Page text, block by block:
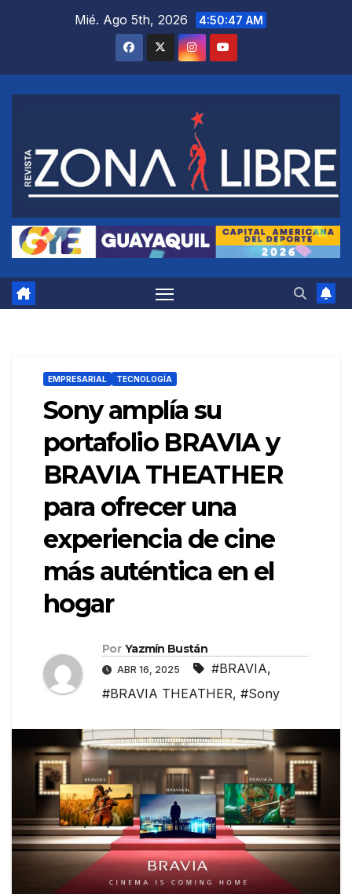
Mié. Ago 5th, 2026 4:50:48 AM
EMPRESARIAL TECNOLOGÍA
Sony amplía su
portafolio BRAVIA y
BRAVIA THEATHER
para ofrecer una
experiencia de cine
más auténtica en el
hogar
Por Yazmín Bustán
ABR 16, 2025 #BRAVIA,
#BRAVIA THEATHER, #Sony